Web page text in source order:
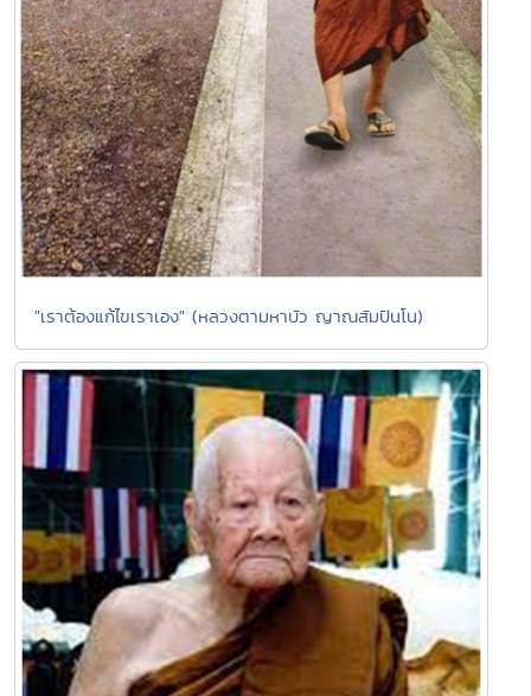
"เราต้องแก้ไขเราเอง" (หลวงตามหาบัว ญาณสัมปันโน)